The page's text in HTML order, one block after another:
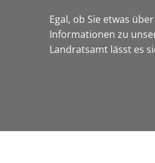
Egal, ob Sie etwas
Informationen zu
Landratsamt lässt es